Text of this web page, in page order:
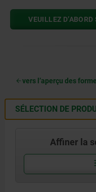
VEUILLEZ
vers l’aperçu des
SÉLECTION DE
Affiner la